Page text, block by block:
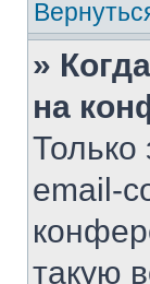
»
на
Только
email-
такую